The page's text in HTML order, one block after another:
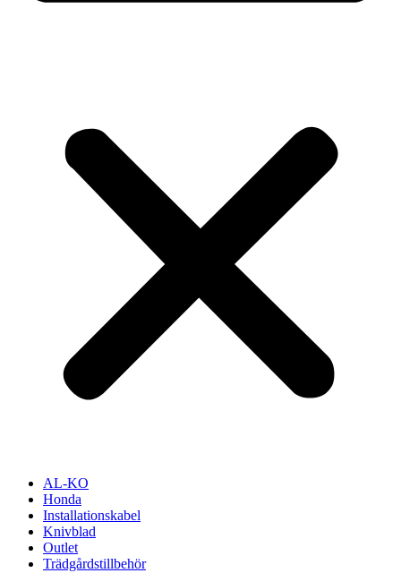
AL-KO
Honda
Installationskabel
Knivblad
Outlet
Trädgårdstillbehör